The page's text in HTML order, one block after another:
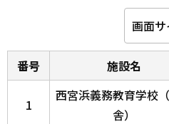
画面
番号 施設名
1
西宮浜義務教育学校
舎）